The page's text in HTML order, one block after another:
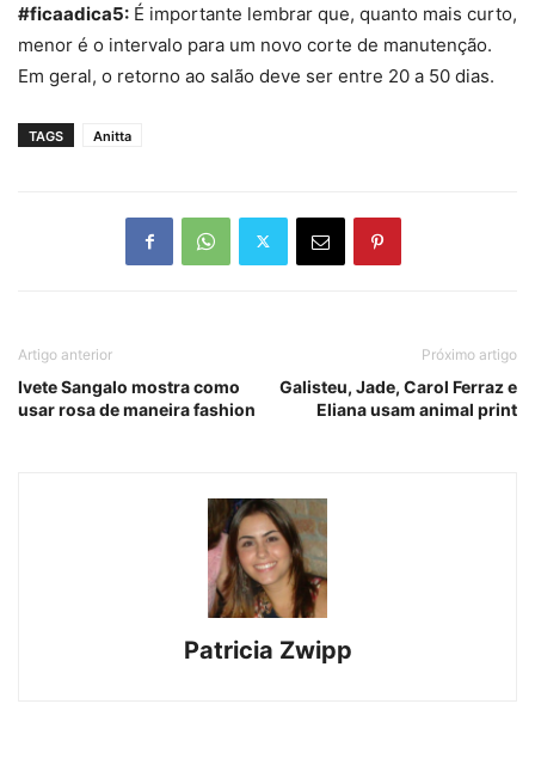
#ficaadica5: É importante lembrar que, quanto mais curto,
menor é o intervalo para um novo corte de manutenção.
Em geral, o retorno ao salão deve ser entre 20 a 50 dias.
TAGS Anitta
Artigo anterior
Ivete Sangalo mostra como
usar rosa de maneira fashion
Próximo artigo
Galisteu, Jade, Carol Ferraz e
Eliana usam animal print
Patricia Zwipp